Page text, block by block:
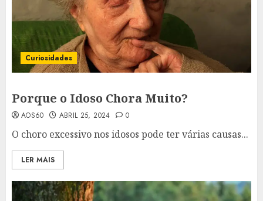
Curiosidades
Porque o Idoso Chora Muito?
AOS60 ABRIL 25, 2024 0
O choro excessivo nos idosos pode ter várias causas...
LER MAIS